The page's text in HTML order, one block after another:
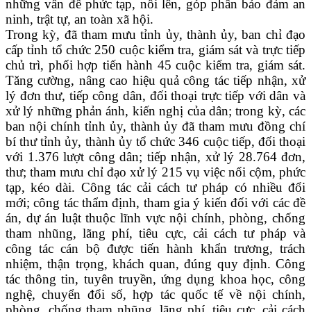
những vấn đề phức tạp, nổi lên, góp phần bảo đảm an
ninh, trật tự, an toàn xã hội.
Trong kỳ, đã tham mưu tỉnh ủy, thành ủy, ban chỉ đạo
cấp tỉnh tổ chức 250 cuộc kiểm tra, giám sát và trực tiếp
chủ trì, phối hợp tiến hành 45 cuộc kiểm tra, giám sát.
Tăng cường, nâng cao hiệu quả công tác tiếp nhận, xử
lý đơn thư, tiếp công dân, đối thoại trực tiếp với dân và
xử lý những phản ánh, kiến nghị của dân; trong kỳ, các
ban nội chính tỉnh ủy, thành ủy đã tham mưu đồng chí
bí thư tỉnh ủy, thành ủy tổ chức 346 cuộc tiếp, đối thoại
với 1.376 lượt công dân; tiếp nhận, xử lý 28.764 đơn,
thư; tham mưu chỉ đạo xử lý 215 vụ việc nổi cộm, phức
tạp, kéo dài. Công tác cải cách tư pháp có nhiều đổi
mới; công tác thẩm định, tham gia ý kiến đối với các đề
án, dự án luật thuộc lĩnh vực nội chính, phòng, chống
tham nhũng, lãng phí, tiêu cực, cải cách tư pháp và
công tác cán bộ được tiến hành khẩn trương, trách
nhiệm, thận trọng, khách quan, đúng quy định. Công
tác thông tin, tuyên truyền, ứng dụng khoa học, công
nghệ, chuyển đổi số, hợp tác quốc tế về nội chính,